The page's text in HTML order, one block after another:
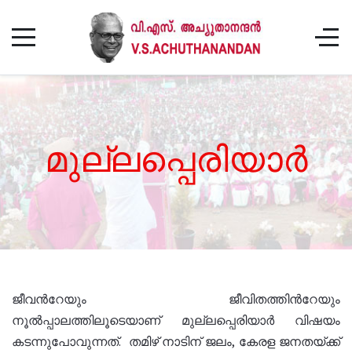
മുല്ലപ്പെരിയാർ
ജീവൻറേയും ജീവിതത്തിൻറേയും
നൂൽപ്പാലത്തിലൂടെയാണ് മുല്ലപ്പെരിയാർ വിഷയം
കടന്നുപോവുന്നത്. തമിഴ് നാടിന് ജലം, കേരള ജനതയ്ക്ക്